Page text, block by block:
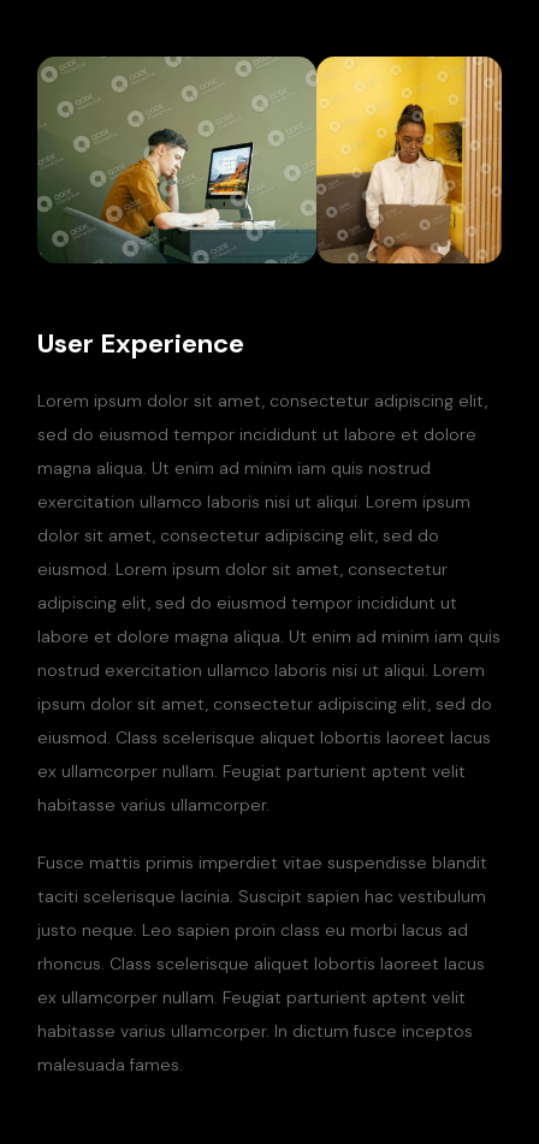
User Experience
Lorem ipsum dolor sit amet, consectetur adipiscing elit,
sed do eiusmod tempor incididunt ut labore et dolore
magna aliqua. Ut enim ad minim iam quis nostrud
exercitation ullamco laboris nisi ut aliqui. Lorem ipsum
dolor sit amet, consectetur adipiscing elit, sed do
eiusmod. Lorem ipsum dolor sit amet, consectetur
adipiscing elit, sed do eiusmod tempor incididunt ut
labore et dolore magna aliqua. Ut enim ad minim iam quis
nostrud exercitation ullamco laboris nisi ut aliqui. Lorem
ipsum dolor sit amet, consectetur adipiscing elit, sed do
eiusmod. Class scelerisque aliquet lobortis laoreet lacus
ex ullamcorper nullam. Feugiat parturient aptent velit
habitasse varius ullamcorper.
Fusce mattis primis imperdiet vitae suspendisse blandit
taciti scelerisque lacinia. Suscipit sapien hac vestibulum
justo neque. Leo sapien proin class eu morbi lacus ad
rhoncus. Class scelerisque aliquet lobortis laoreet lacus
ex ullamcorper nullam. Feugiat parturient aptent velit
habitasse varius ullamcorper. In dictum fusce inceptos
malesuada fames.